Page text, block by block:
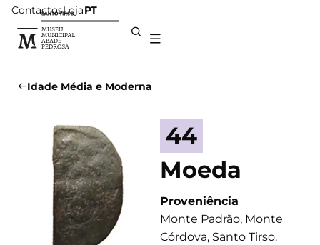
ContactosLojaPT
Idade Média e Moderna
44
Moeda
Proveniência
Monte Padrão, Monte
Córdova, Santo Tirso.